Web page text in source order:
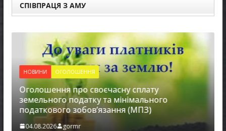
СПІВПРАЦЯ З АМУ
НОВИНИ ОГОЛОШЕННЯ
Оголошення про своєчасну сплату
земельного податку та мінімального
податкового зобов’язання (МПЗ)
04.08.2026 gormr